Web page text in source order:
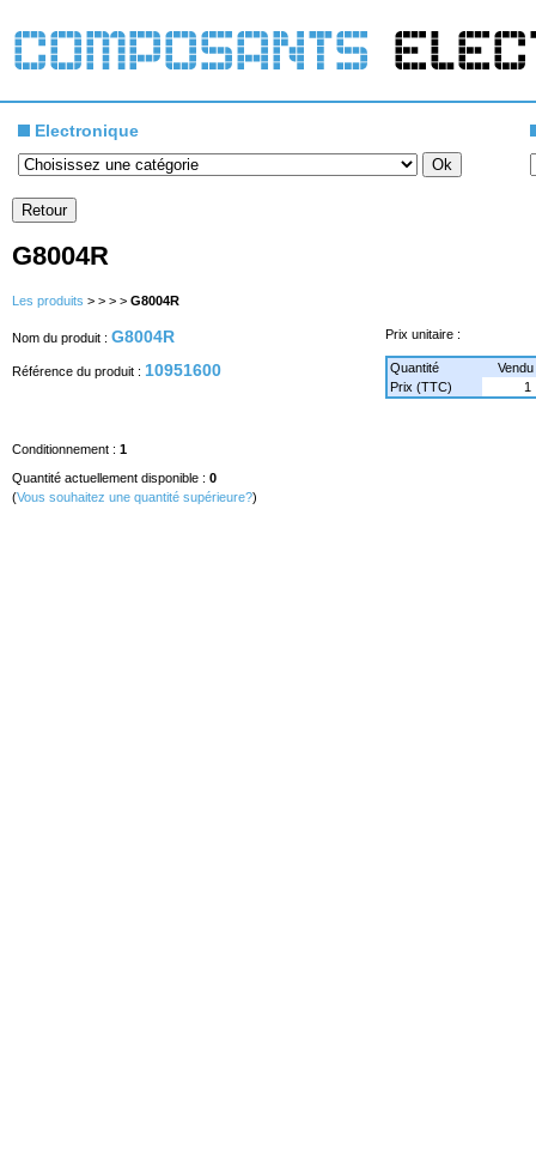
Electronique
G8004R
Les produits > > > > G8004R
Nom du produit : G8004R
Référence du produit : 10951600
Prix unitaire :
Quantité
Prix (TTC)
1
Conditionnement : 1
Quantité actuellement disponible : 0
(Vous souhaitez une quantité supérieure?)